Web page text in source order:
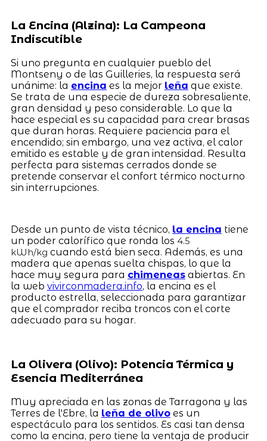
La Encina (Alzina): La Campeona
Indiscutible
Si uno pregunta en cualquier pueblo del
Montseny o de las Guilleries, la respuesta será
unánime: la encina es la mejor leña que existe.
Se trata de una especie de dureza sobresaliente,
gran densidad y peso considerable. Lo que la
hace especial es su capacidad para crear brasas
que duran horas. Requiere paciencia para el
encendido; sin embargo, una vez activa, el calor
emitido es estable y de gran intensidad. Resulta
perfecta para sistemas cerrados donde se
pretende conservar el confort térmico nocturno
sin interrupciones.
Desde un punto de vista técnico, la encina tiene
un poder calorífico que ronda los 4.5
kWh/kg cuando está bien seca. Además, es una
madera que apenas suelta chispas, lo que la
hace muy segura para chimeneasabiertas. En
la web vivirconmadera.info, la encina es el
producto estrella, seleccionada para garantizar
que el comprador reciba troncos con el corte
adecuado para su hogar.
La Olivera (Olivo): Potencia Térmica y
Esencia Mediterránea
Muy apreciada en las zonas de Tarragona y las
Terres de l'Ebre, la leña de olivoes un
espectáculo para los sentidos. Es casi tan densa
como la encina, pero tiene la ventaja de producir